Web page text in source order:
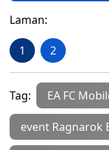
Laman:
1 2
Tag: EA FC
event Ragnarok